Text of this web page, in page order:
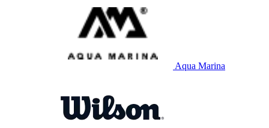
Aqua Marina